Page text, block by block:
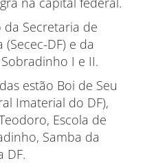
Secretaria de
DF) e da
I e II.
estão Boi de Seu
Imaterial do DF),
Escola de
Samba da
DF.